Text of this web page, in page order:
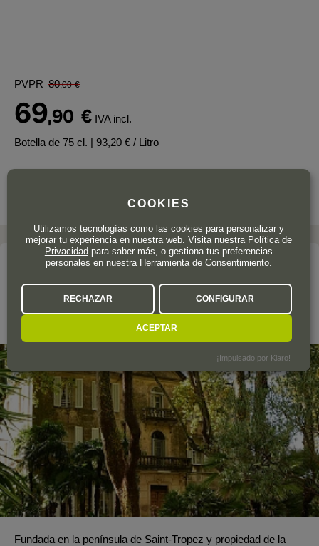
PVPR 80,00 €
69,90 € IVA incl.
Botella de 75 cl. | 93,20 € / Litro
La bodega
CHÂTEAU MINUTY
Fundada en la península de Saint-Tropez y propiedad de la
COOKIES
Utilizamos tecnologías como las cookies para personalizar y
mejorar tu experiencia en nuestra web. Visita nuestra Política de
Privacidadpara saber más, o gestiona tus preferencias
personales en nuestra Herramienta de Consentimiento.
RECHAZAR CONFIGURAR
ACEPTAR
¡Impulsado por Klaro!